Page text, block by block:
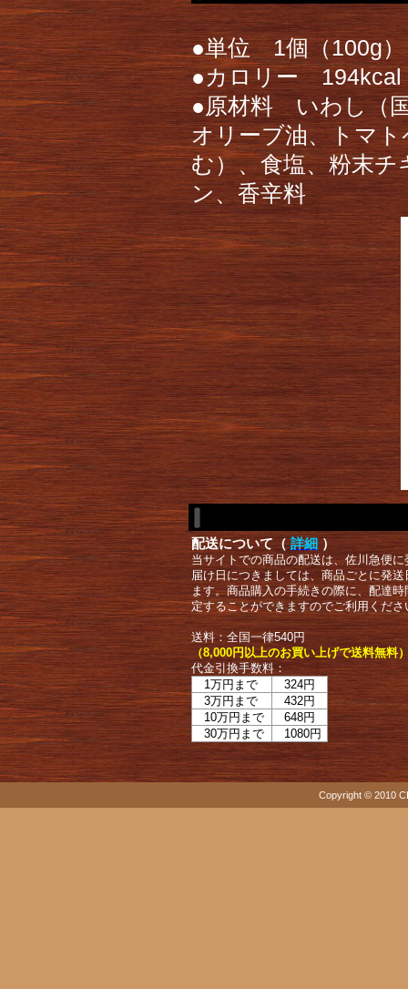
●単位 1個（100g）
●カロリー 194kcal
●原材料 いわし（
オリーブ油、トマ
む）、食塩、粉末
ン、香辛料
配送について（ 詳細 ）
当サイトでの商品の配送は、佐川急便
届け日につきましては、商品ごとに発
ます。商品購入の手続きの際に、配達
定することができますのでご利用くださ
送料：全国一律540円
（8,000円以上のお買い上げで送料無料
代金引換手数料：
1万円まで
324円
3万円まで
432円
10万円まで
648円
30万円まで
1080円
Copyright © 2010